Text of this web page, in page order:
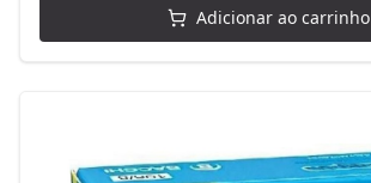
Adicionar ao carrinho